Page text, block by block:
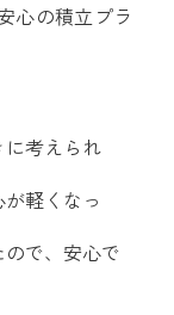
心の積立プラ
に考えられ
軽くなっ
ので、安心で